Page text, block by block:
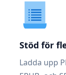
Stöd för
Ladda upp